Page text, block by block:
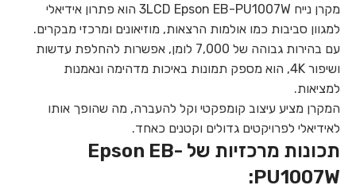
מקרן נייח 3LCD Epson EB-PU1007W הוא פתרון אידיאלי
למגוון סביבות כמו אולמות הרצאות, מוזיאונים ומרכזי מבקרים.
עם בהירות גבוהה של 7,000 לומן, אפשרות להחלפת עדשות
ושיפור 4K, הוא מספק תמונות באיכות מדהימה ונאמנות
למציאות.
המקרן מציע עיצוב קומפקטי וקל להעברה, מה שהופך אותו
לאידיאלי לפרויקטים גדולים וקטנים כאחד.
תכונות מרכזיות של Epson EB-
PU1007W: